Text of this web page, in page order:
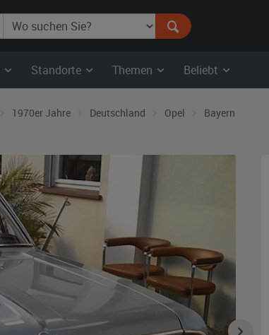
Standorte Themen Beliebt
1970er Jahre Deutschland Opel Bayern